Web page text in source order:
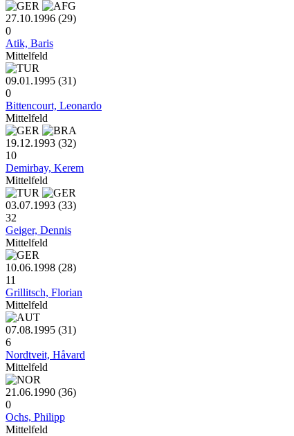
27.10.1996 (29)
0
Atik, Baris
Mittelfeld
09.01.1995 (31)
0
Bittencourt, Leonardo
Mittelfeld
19.12.1993 (32)
10
Demirbay, Kerem
Mittelfeld
03.07.1993 (33)
32
Geiger, Dennis
Mittelfeld
10.06.1998 (28)
11
Grillitsch, Florian
Mittelfeld
07.08.1995 (31)
6
Nordtveit, Håvard
Mittelfeld
21.06.1990 (36)
0
Ochs, Philipp
Mittelfeld